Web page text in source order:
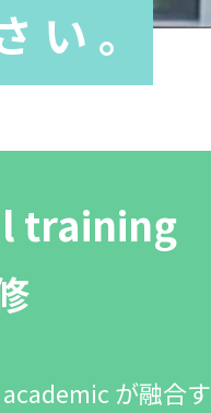
い。
training
が融合す